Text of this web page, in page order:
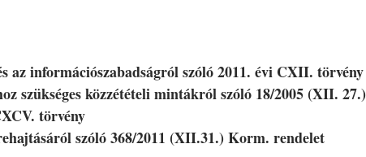
az információszabadságról szóló 2011. évi CXII. törvény
szükséges közzétételi mintákról szóló 18/2005 (XII.
törvény
szóló 368/2011 (XII.31.) Korm. rendelet